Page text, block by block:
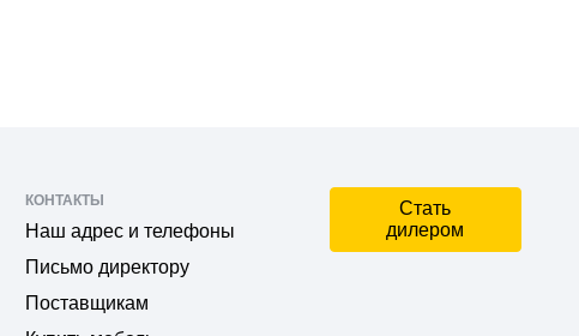
КОНТАКТЫ
Наш адрес и телефоны
Письмо директору
Поставщикам
Стать
дилером